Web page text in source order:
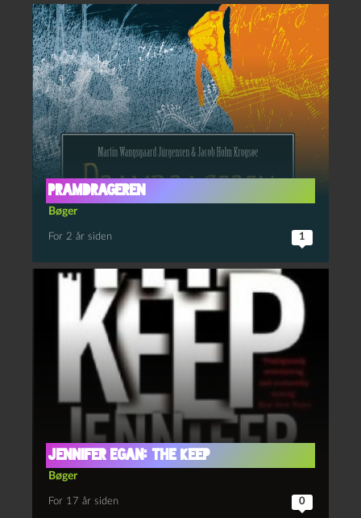
Pramdrageren
Bøger
For 2 år siden 1
Jennifer Egan: The Keep
Bøger
For 17 år siden 0